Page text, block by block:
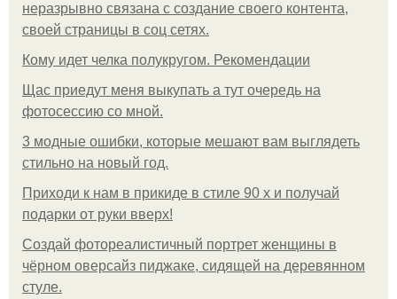
неразрывно связана с создание своего контента,
своей страницы в соц сетях.
Кому идет челка полукругом. Рекомендации
Щас приедут меня выкупать а тут очередь на
фотосессию со мной.
3 модные ошибки, которые мешают вам выглядеть
стильно на новый год.
Приходи к нам в прикиде в стиле 90 х и получай
подарки от руки вверх!
Создай фотореалистичный портрет женщины в
чёрном оверсайз пиджаке, сидящей на деревянном
стуле.